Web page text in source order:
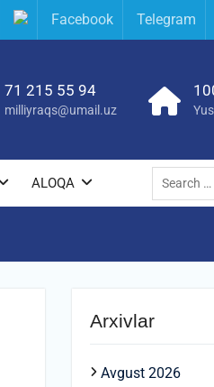
Facebook Telegram
71 215 55 94
milliyraqs@umail.uz
ALOQA
Search
for:
Arxivlar
Avgust 2026